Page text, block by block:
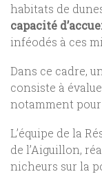
habitats de
capacité
inféodés à ces
Dans ce cadre,
consiste à
notamment pour
L’équipe de la
de l’Aiguillon,
nicheurs sur la